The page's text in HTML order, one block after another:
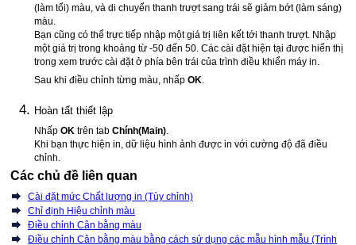
(làm tối) màu, và di chuyển thanh trượt sang trái sẽ giảm bớt (làm sáng)
màu.
Bạn cũng có thể trực tiếp nhập một giá trị liên kết tới thanh trượt. Nhập
một giá trị trong khoảng từ -50 đến 50. Các cài đặt hiện tại được hiển thị
trong xem trước cài đặt ở phía bên trái của trình điều khiển máy in.
Sau khi điều chỉnh từng màu, nhấpOK
Hoàn tất thiết lập
NhấpOK trên tabChính(Main)
Khi bạn thực hiện in, dữ liệu hình ảnh được in với cường độ đã điều
chỉnh.
Các chủ đề liên quan
Cài đặt mức Chất lượng in (Tùy chỉnh)
Chỉ định Hiệu chỉnh màu
Điều chỉnh Cân bằng màu
Điều chỉnh Cân bằng màu bằng cách sử dụng các mẫu hình mẫu (Trình